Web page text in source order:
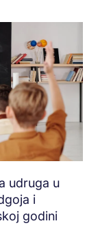
udruga u
i
godini